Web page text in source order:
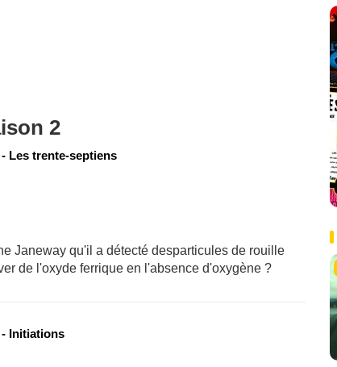
2
- Les trente-septiens
Janeway qu'il a détecté desparticules de rouille
de l'oxyde ferrique en l'absence d'oxygène ?
- Initiations